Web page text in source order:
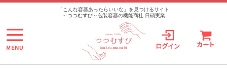
>
「こんな容器あったらいいな」を見つけるサイト
～つつむすび～包装容器の機能商社 日硝実業